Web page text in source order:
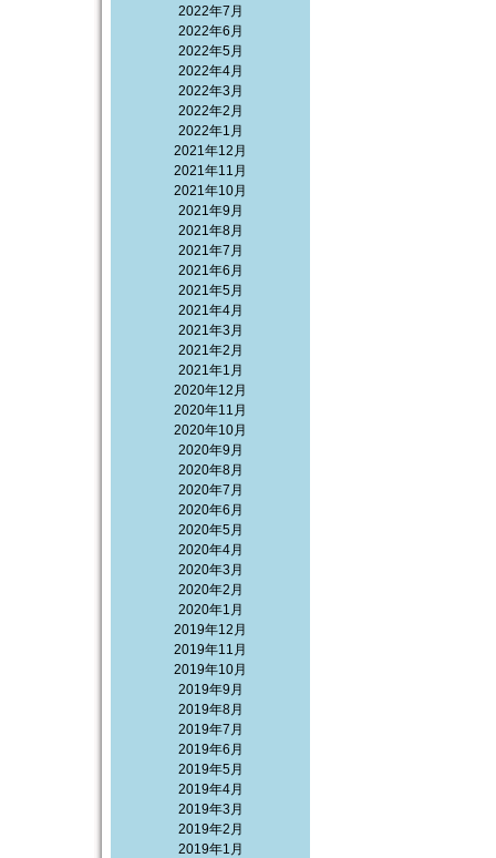
2022年7月
2022年6月
2022年5月
2022年4月
2022年3月
2022年2月
2022年1月
2021年12月
2021年11月
2021年10月
2021年9月
2021年8月
2021年7月
2021年6月
2021年5月
2021年4月
2021年3月
2021年2月
2021年1月
2020年12月
2020年11月
2020年10月
2020年9月
2020年8月
2020年7月
2020年6月
2020年5月
2020年4月
2020年3月
2020年2月
2020年1月
2019年12月
2019年11月
2019年10月
2019年9月
2019年8月
2019年7月
2019年6月
2019年5月
2019年4月
2019年3月
2019年2月
2019年1月